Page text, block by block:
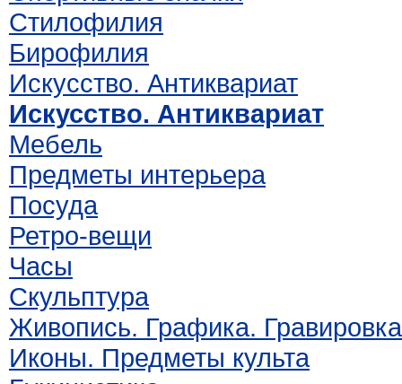
Стилофилия
Бирофилия
Искусство. Антиквариат
Искусство. Антиквариат
Мебель
Предметы интерьера
Посуда
Ретро-вещи
Часы
Скульптура
Живопись. Графика. Гравировка
Иконы. Предметы культа